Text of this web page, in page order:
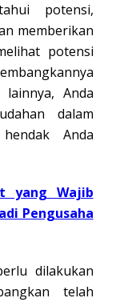
potensi,
memberikan
potensi
Anda
dalam
Anda
yang Wajib
Pengusaha
dilakukan
telah